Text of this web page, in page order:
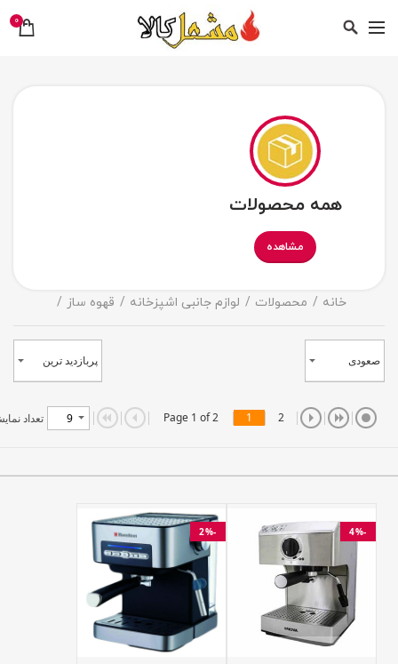
0
همه محصولات
مشاهده
خانه محصولات لوازم جانبی اشپزخانه قهوه ساز
تعداد Page 1 of 2 1 2
-4%
-2%